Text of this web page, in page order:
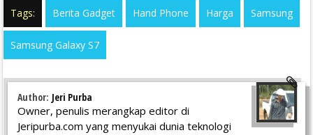
Tags: Berita Gadget Hand Phone Harga Samsung
Samsung Galaxy S7
Author: Jeri Purba
Owner, penulis merangkap editor di
Jeripurba.com yang menyukai dunia teknologi